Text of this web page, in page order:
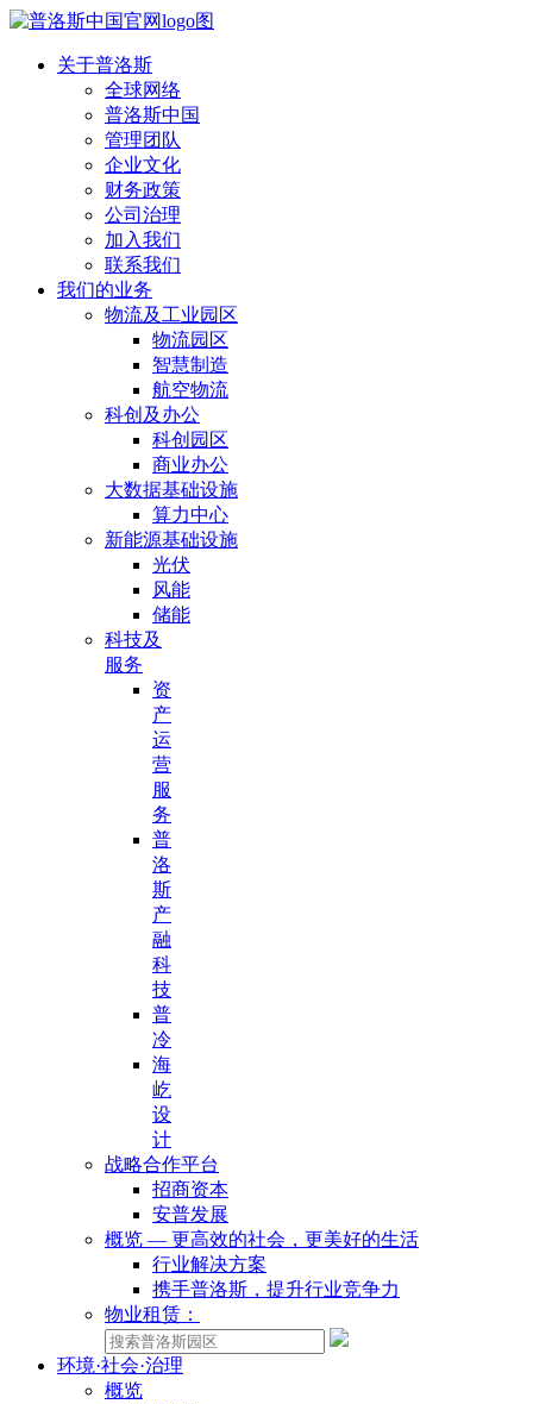
关于普洛斯
全球网络
普洛斯中国
管理团队
企业文化
财务政策
公司治理
加入我们
联系我们
我们的业务
物流及工业园区
物流园区
智慧制造
航空物流
科创及办公
科创园区
商业办公
大数据基础设施
算力中心
新能源基础设施
光伏
风能
储能
科技及
服务
资
产
运
营
服
务
普
洛
斯
产
融
科
技
普
冷
海
屹
设
计
战略合作平台
招商资本
安普发展
概览 — 更高效的社会，更美好的生活
行业解决方案
携手普洛斯，提升行业竞争力
物业租赁：
环境·社会·治理
概览